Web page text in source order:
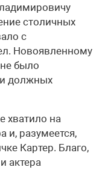
столичных
с
Новоявленному
было
должных
хватило на
и, разумеется,
Картер. Благо,
актера